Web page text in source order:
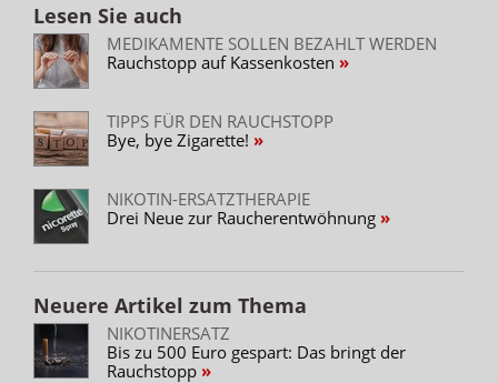
Lesen Sie auch
MEDIKAMENTE SOLLEN BEZAHLT WERDEN
Rauchstopp auf Kassenkosten
TIPPS FÜR DEN RAUCHSTOPP
Bye, bye Zigarette!
NIKOTIN-ERSATZTHERAPIE
Drei Neue zur Raucherentwöhnung
Neuere Artikel zum Thema
NIKOTINERSATZ
Bis zu 500 Euro gespart: Das bringt der
Rauchstopp